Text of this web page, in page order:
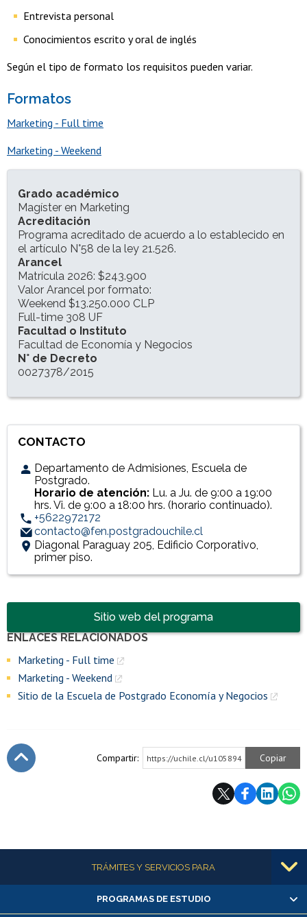
Entrevista personal
Conocimientos escrito y oral de inglés
Según el tipo de formato los requisitos pueden variar.
Formatos
Marketing - Full time
Marketing - Weekend
Accesos directosSitio web del programa
INFORMACIÓN DEL PROGRAMA
Grado académico
Magíster en Marketing
Acreditación
Programa acreditado de acuerdo a lo establecido en
el artículo N°58 de la ley 21.526.
Arancel
Matrícula 2026: $243.900
Valor Arancel por formato:
Weekend $13.250.000 CLP
Full-time 308 UF
Facultad o Instituto
Facultad de Economía y Negocios
N° de Decreto
0027378/2015
Enlaces y documentos de interés
ENLACES RELACIONADOS
Marketing - Full time
Marketing - Weekend
Sitio de la Escuela de Postgrado Economía y Negocios
CONTACTO
Departamento de Admisiones, Escuela de
Postgrado.
Horario de atención: Lu. a Ju. de 9:00 a 19:00
hrs. Vi. de 9:00 a 18:00 hrs. (horario continuado).
+5622972172
contacto@fen.postgradouchile.cl
Diagonal Paraguay 205, Edificio Corporativo,
primer piso.
Compartir: https://uchile.cl/u105894 Copiar
Más informaciónTRÁMITES Y SERVICIOS PARA
Alumnas/os y exalumnas/os
PROGRAMAS DE ESTUDIO